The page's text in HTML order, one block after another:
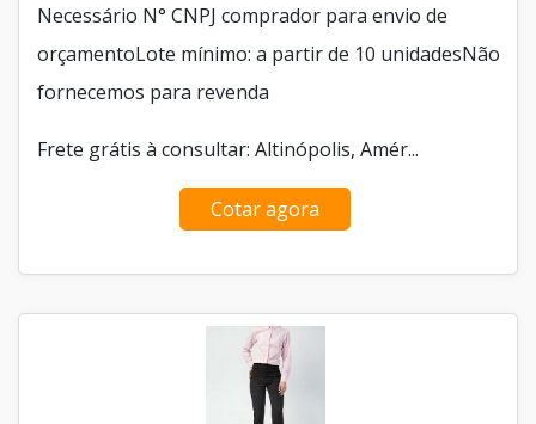
Necessário N° CNPJ comprador para envio de
orçamentoLote mínimo: a partir de 10 unidadesNão
fornecemos para revenda
Frete grátis à consultar: Altinópolis, Amér...
Cotar agora